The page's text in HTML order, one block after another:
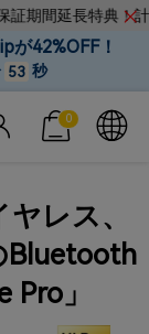
期間延長特典！計
が42%OFF！
52 秒
0
レス、
Bluetooth
」